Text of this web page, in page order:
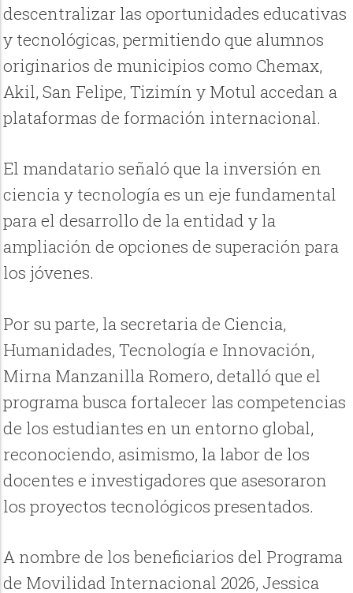
descentralizar las oportunidades educativas
y tecnológicas, permitiendo que alumnos
originarios de municipios como Chemax,
Akil, San Felipe, Tizimín y Motul accedan a
plataformas de formación internacional.
El mandatario señaló que la inversión en
ciencia y tecnología es un eje fundamental
para el desarrollo de la entidad y la
ampliación de opciones de superación para
los jóvenes.
Por su parte, la secretaria de Ciencia,
Humanidades, Tecnología e Innovación,
Mirna Manzanilla Romero, detalló que el
programa busca fortalecer las competencias
de los estudiantes en un entorno global,
reconociendo, asimismo, la labor de los
docentes e investigadores que asesoraron
los proyectos tecnológicos presentados.
A nombre de los beneficiarios del Programa
de Movilidad Internacional 2026, Jessica